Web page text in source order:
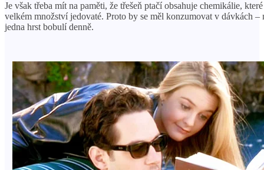
Je však třeba mít na paměti, že třešeň ptačí obsahuje chemikálie,
velkém množství jedovaté. Proto by se měl konzumovat v dávkách –
jedna hrst bobulí denně.